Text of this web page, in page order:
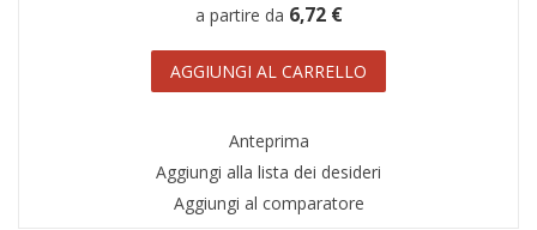
a partire da 6,72 €
AGGIUNGI AL CARRELLO
Anteprima
Aggiungi alla lista dei desideri
Aggiungi al comparatore